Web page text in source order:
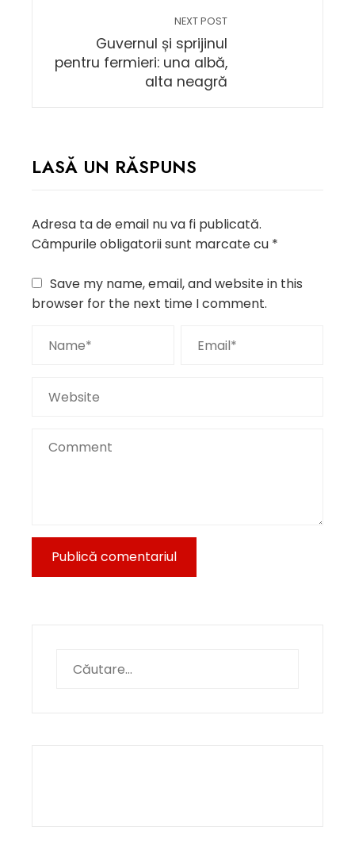
NEXT POST
Guvernul și sprijinul
pentru fermieri: una albă,
alta neagră
LASĂ UN RĂSPUNS
Adresa ta de email nu va fi publicată.
Câmpurile obligatorii sunt marcate cu *
Save my name, email, and website in this
browser for the next time I comment.
după: